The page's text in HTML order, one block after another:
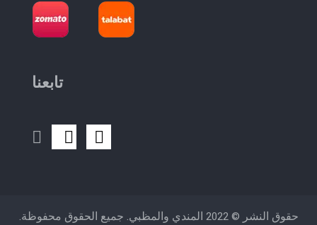
2022 المندي والمظبي. جميع الحقوق محفوظة.